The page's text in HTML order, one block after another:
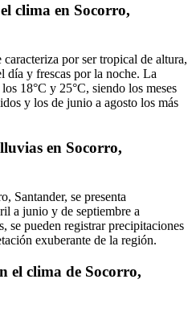
clima en Socorro,
por ser tropical de altura,
día y frescas por la noche. La
18°C y 25°C, siendo los meses
y los de junio a agosto los más
en Socorro,
Santander, se presenta
a junio y de septiembre a
se pueden registrar precipitaciones
exuberante de la región.
el clima de Socorro,